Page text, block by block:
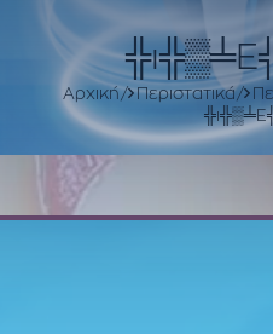
Αρχική Περιστατικά